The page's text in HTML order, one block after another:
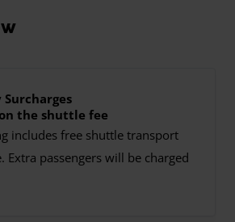
the shuttle fee
includes free shuttle transport
Extra passengers will be charged